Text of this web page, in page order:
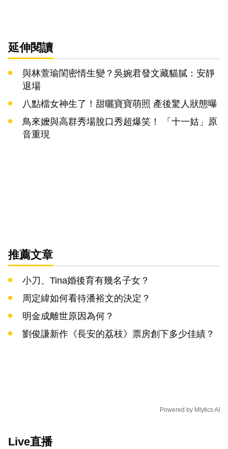
延伸閱讀
與林萱瑜閨密情生變？吳婉君發文藏貓膩：安靜
退場
八點檔女神生了！甜曬寶寶萌照 產後驚人狀態曝
鳥來嬤與高群秀場脫口秀超爆笑！ 「十一姑」原
音重現
推薦文章
小刀、Tina婚後育有幾名子女？
周定緯如何看待潘裕文的決定？
明金成離世原因為何？
劉俊謙新作《長安的荔枝》票房創下多少佳績？
Powered by Mlytics AI
Live直播